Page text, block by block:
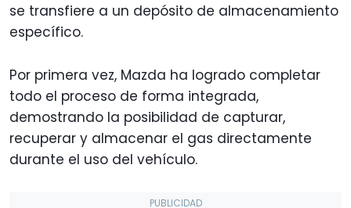
se transfiere a un depósito de almacenamiento
específico.
Por primera vez, Mazda ha logrado completar
todo el proceso de forma integrada,
demostrando la posibilidad de capturar,
recuperar y almacenar el gas directamente
durante el uso del vehículo.